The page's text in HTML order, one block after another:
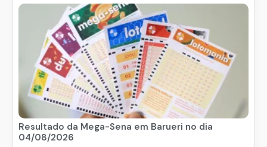
Resultado da Mega-Sena em Barueri no dia
04/08/2026